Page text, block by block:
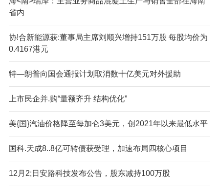
省内
协!合新能源获:董事局主席刘顺兴增持151万股 每股均价为
0.4167港元
特—朗普向国会通报计划取消数十亿美元对外援助
上市民企并.购“量额齐升 结构优化”
美{国}汽油价格降至每加仑3美元，创2021年以来最低水平
国科.天成8..8亿可转债获受理，加速布局四核心项目
12月2;日安路科技发布公告，股东减持100万股